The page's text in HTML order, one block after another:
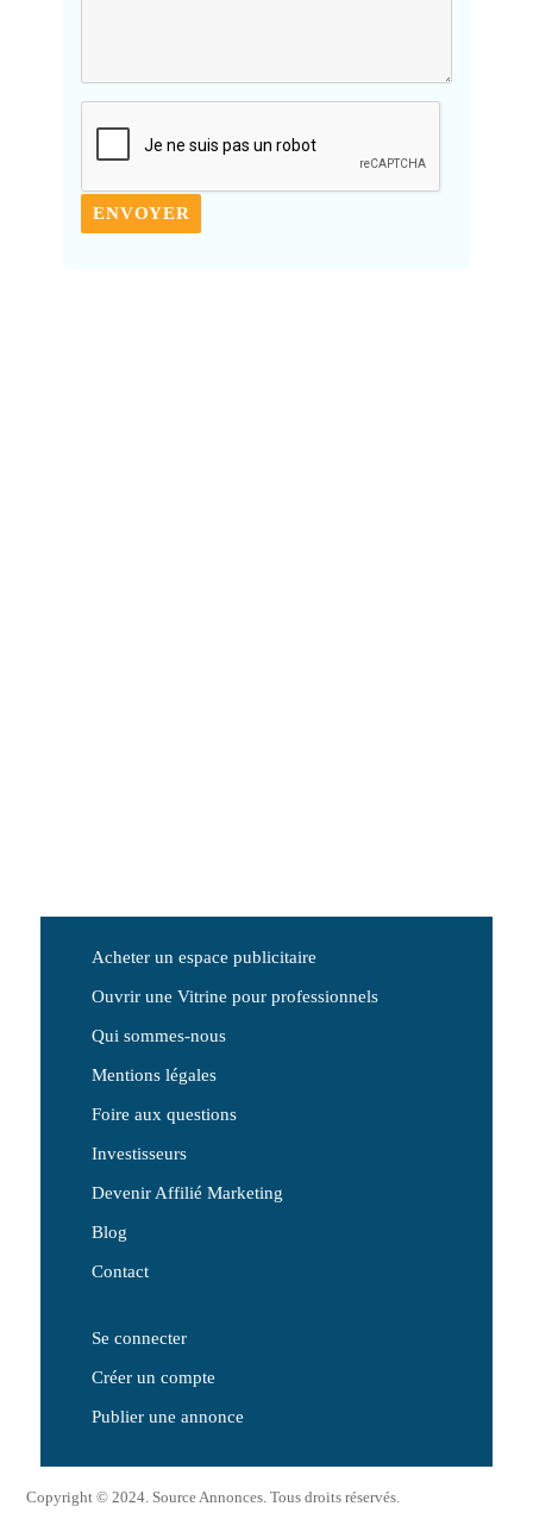
Acheter un espace publicitaire
Ouvrir une Vitrine pour professionnels
Qui sommes-nous
Mentions légales
Foire aux questions
Investisseurs
Devenir Affilié Marketing
Blog
Contact
Se connecter
Créer un compte
Publier une annonce
Copyright © 2024. Source Annonces. Tous droits réservés.